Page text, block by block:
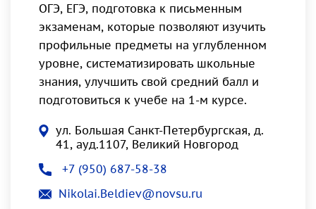
ОГЭ, ЕГЭ, подготовка к письменным
экзаменам, которые позволяют изучить
профильные предметы на углубленном
уровне, систематизировать школьные
знания, улучшить свой средний балл и
подготовиться к учебе на 1-м курсе.
ул. Большая Санкт-Петербургская, д.
41, ауд.1107, Великий Новгород
+7 (950) 687-58-38
Nikolai.Beldiev@novsu.ru